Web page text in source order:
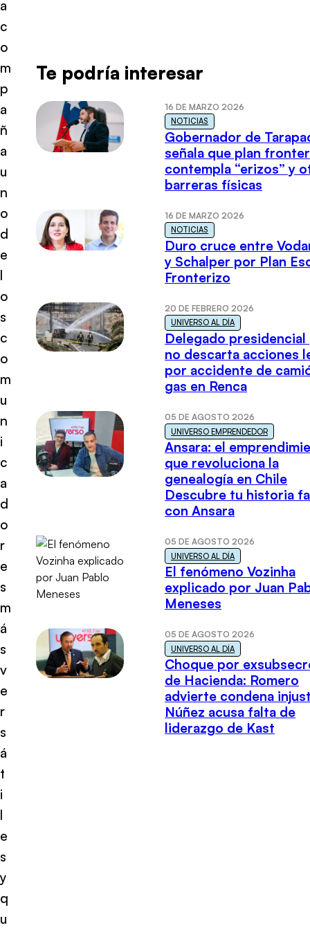
a
c
o
m
p
a
ñ
a
u
n
o
d
e
l
o
s
c
o
m
u
n
i
c
a
d
o
r
e
s
m
á
s
v
e
r
s
á
t
i
l
e
s
y
q
u
Te podría interesar
16 DE MARZO 2026
NOTICIAS
Gobernador de
señala que plan
contempla “erizos” y
barreras físicas
16 DE MARZO 2026
NOTICIAS
Duro cruce entre
y Schalper por Plan
Fronterizo
20 DE FEBRERO 2026
UNIVERSO AL DÍA
Delegado presidencial
no descarta acciones
por accidente de
gas en Renca
05 DE AGOSTO 2026
UNIVERSO EMPRENDEDOR
Ansara: el
que revoluciona la
genealogía en Chile
Descubre tu historia
con Ansara
05 DE AGOSTO 2026
UNIVERSO AL DÍA
El fenómeno Vozinha
explicado por Juan
Meneses
05 DE AGOSTO 2026
UNIVERSO AL DÍA
Choque por
de Hacienda: Romero
advierte condena
Núñez acusa falta de
liderazgo de Kast